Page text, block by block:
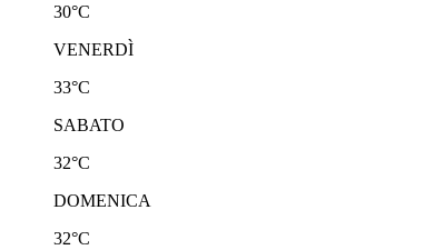
30°C
VENERDÌ
33°C
SABATO
32°C
DOMENICA
32°C